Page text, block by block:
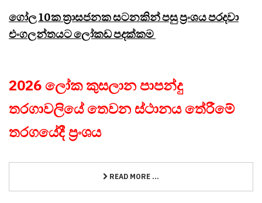
ගෝල 10ක ත්‍රාසජනක සටනකින් පසු ප්‍රංශය පරදවා
එංගලන්තයට ලෝකඩ පදක්කම
2026 ලෝක කුසලාන පාපන්දු
තරගාවලියේ තෙවන ස්ථානය තේරීමේ
තරගයේදී ප්‍රංශය
READ MORE ...